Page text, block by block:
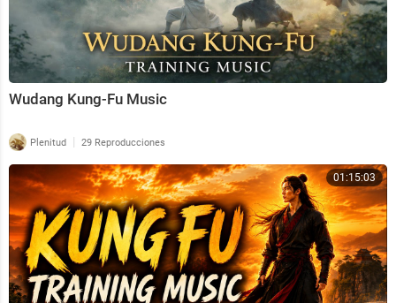
Wudang Kung-Fu Music
Plenitud | 29 Reproducciones
01:15:03